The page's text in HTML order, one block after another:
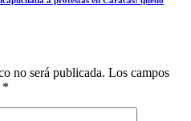
no será publicada. Los campos
*